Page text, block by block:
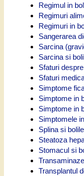
Regimul in
Regimuri
Regimuri in
Sangerarea
Sarcina
Sarcina si
Sfaturi
Sfaturi
Simptome
Simptome in
Simptome in
Simptomele
Splina si
Steatoza
Stomacul si
Transplantul